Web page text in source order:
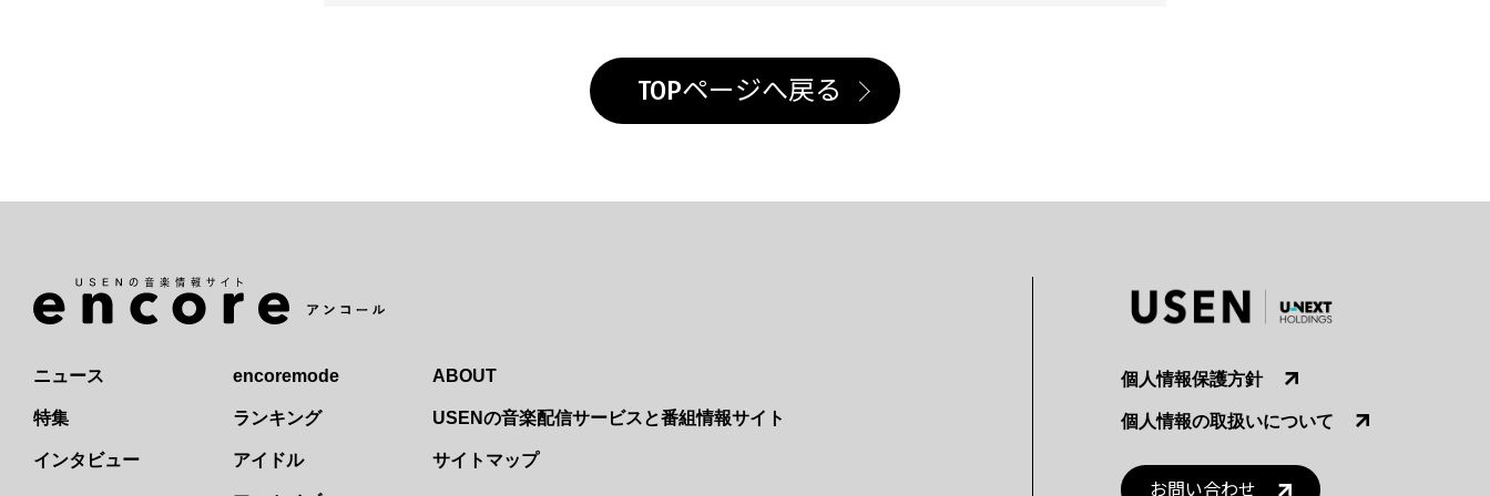
TOPページへ戻る
ニュース
特集
インタビュー
encoremode
ランキング
アイドル
ABOUT
USENの音楽配信サービスと番組情報サイト
サイトマップ
個人情報保護方針
個人情報の取扱いについて
お問い合わせ